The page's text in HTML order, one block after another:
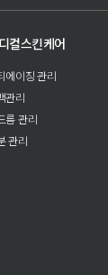
컬스킨케어
에이징 관리
관리
름 관리
관리